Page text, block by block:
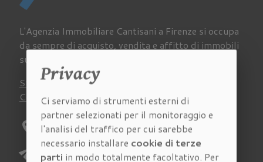
L'Agenzia Immobiliare Cantisani a Firenze si occupa
da sempre di acquisto, vendita e affitto di immobili
su tutto il territorio della provincia fiorentina.
Stima Chi siamo
Contatti Virtual Tour Recensioni
location_on Indirizzo:Via Pagnini 27/A Firenze
send E-mail:richieste@immobiliarecantisani.com
Privacy
Ci serviamo di strumenti esterni di
partner selezionati per il monitoraggio e
l'analisi del traffico per cui sarebbe
necessario installare cookie di terze
parti in modo totalmente facoltativo. Per